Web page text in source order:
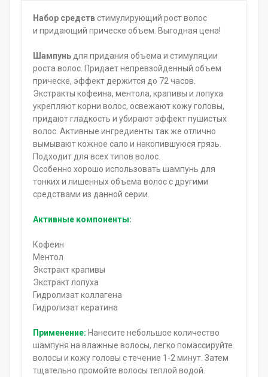
Набор средствстимулирующий рост волос
и придающий прическе объем. Выгодная цена!
Шампунь для придания объема и стимуляции
роста волос. Придает непревзойденный объем
прическе, эффект держится до 72 часов.
Экстракты кофеина, ментола, крапивы и лопуха
укрепляют корни волос, освежают кожу головы,
придают гладкость и убирают эффект пушистых
волос. Активные ингредиенты так же отлично
вымывают кожное сало и накопившуюся грязь.
Подходит для всех типов волос.
Особенно хорошо использовать шампунь для
тонких и лишенных объема волос с другими
средствами из данной серии.
Активные компоненты:
Кофеин
Ментол
Экстракт крапивы
Экстракт лопуха
Гидролизат коллагена
Гидролизат кератина
Применение: Нанесите небольшое количество
шампуня на влажные волосы, легко помассируйте
волосы и кожу головы с течение 1-2 минут. Затем
тщательно промойте волосы теплой водой.